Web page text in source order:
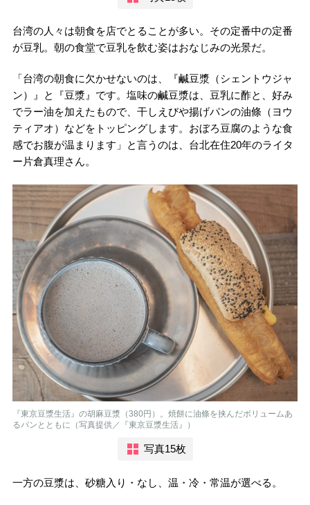
台湾の人々は朝食を店でとることが多い。その定番中の定番
が豆乳。朝の食堂で豆乳を飲む姿はおなじみの光景だ。
「台湾の朝食に欠かせないのは、『鹹豆漿（シェントウジャ
ン）』と『豆漿』です。塩味の鹹豆漿は、豆乳に酢と、好み
でラー油を加えたもので、干しえびや揚げパンの油條（ヨウ
ティアオ）などをトッピングします。おぼろ豆腐のような食
感でお腹が温まります」と言うのは、台北在住20年のライタ
ー片倉真理さん。
『東京豆漿生活』の胡麻豆漿（380円）。焼餅に油條を挟んだボリュームあ
るパンとともに（写真提供／『東京豆漿生活』）
写真15枚
一方の豆漿は、砂糖入り・なし、温・冷・常温が選べる。